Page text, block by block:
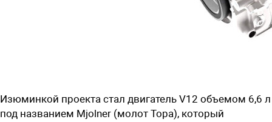
Изюминкой проекта стал двигатель V12 объемом 6,6 л
под названием Mjolner (молот Тора), который